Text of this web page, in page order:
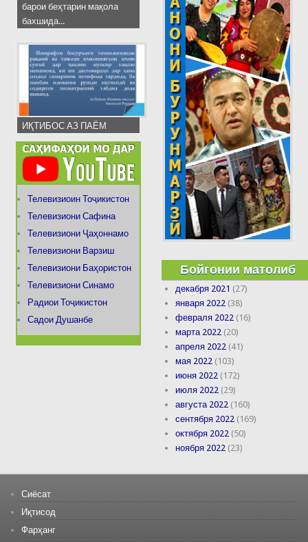
барои беҳтарин мақола
бахшида...
ИҚТИБОС АЗ ПАЁМ
Телевизиоин Тоҷикистон
Телевизиони Сафина
Телевизиони Ҷаҳоннамо
Телевизиони Варзиш
Телевизиони Баҳористон
Телевизиони Синамо
Радиои Тоҷикистон
Садои Душанбе
Бойгонии матолиб
декабря 2021 (27)
января 2022 (38)
февраля 2022 (16)
марта 2022 (20)
апреля 2022 (41)
мая 2022 (103)
июня 2022 (172)
июля 2022 (29)
августа 2022 (160)
сентября 2022 (169)
октября 2022 (50)
ноября 2022 (23)
Сиёсат
Иқтисод
Фарҳанг